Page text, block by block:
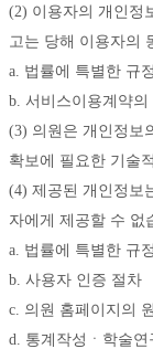
(2) 이용자의 개인정
고는 당해 이용자의
a. 법률에 특별한 규
b. 서비스이용계약
(3) 의원은 개인정보
확보에 필요한 기술
(4) 제공된 개인정보
자에게 제공할 수 없
a. 법률에 특별한 규
b. 사용자 인증 절차
c. 의원 홈페이지의
d. 통계작성ㆍ학술